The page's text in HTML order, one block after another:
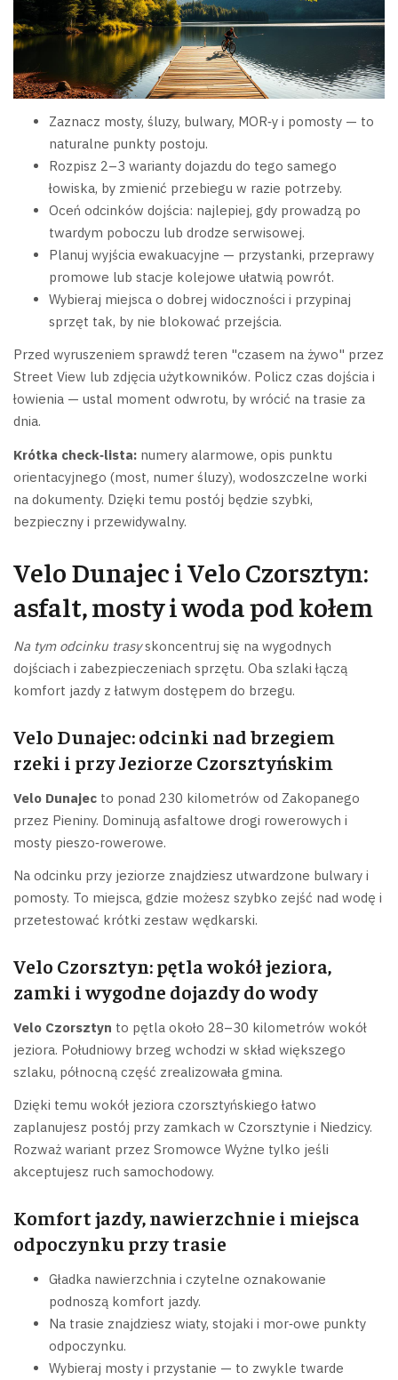
Zaznacz mosty, śluzy, bulwary, MOR‑y i pomosty — to
naturalne punkty postoju.
Rozpisz 2–3 warianty dojazdu do tego samego
łowiska, by zmienić przebiegu w razie potrzeby.
Oceń odcinków dojścia: najlepiej, gdy prowadzą po
twardym poboczu lub drodze serwisowej.
Planuj wyjścia ewakuacyjne — przystanki, przeprawy
promowe lub stacje kolejowe ułatwią powrót.
Wybieraj miejsca o dobrej widoczności i przypinaj
sprzęt tak, by nie blokować przejścia.
Przed wyruszeniem sprawdź teren "czasem na żywo" przez
Street View lub zdjęcia użytkowników. Policz czas dojścia i
łowienia — ustal moment odwrotu, by wrócić na trasie za
dnia.
Krótka check‑lista: numery alarmowe, opis punktu
orientacyjnego (most, numer śluzy), wodoszczelne worki
na dokumenty. Dzięki temu postój będzie szybki,
bezpieczny i przewidywalny.
Velo Dunajec i Velo Czorsztyn:
asfalt, mosty i woda pod kołem
Na tym odcinku trasyskoncentruj się na wygodnych
dojściach i zabezpieczeniach sprzętu. Oba szlaki łączą
komfort jazdy z łatwym dostępem do brzegu.
Velo Dunajec: odcinki nad brzegiem
rzeki i przy Jeziorze Czorsztyńskim
Velo Dunajec to ponad 230 kilometrów od Zakopanego
przez Pieniny. Dominują asfaltowe drogi rowerowych i
mosty pieszo‑rowerowe.
Na odcinku przy jeziorze znajdziesz utwardzone bulwary i
pomosty. To miejsca, gdzie możesz szybko zejść nad wodę i
przetestować krótki zestaw wędkarski.
Velo Czorsztyn: pętla wokół jeziora,
zamki i wygodne dojazdy do wody
Velo Czorsztyn to pętla około 28–30 kilometrów wokół
jeziora. Południowy brzeg wchodzi w skład większego
szlaku, północną część zrealizowała gmina.
Dzięki temu wokół jeziora czorsztyńskiego łatwo
zaplanujesz postój przy zamkach w Czorsztynie i Niedzicy.
Rozważ wariant przez Sromowce Wyżne tylko jeśli
akceptujesz ruch samochodowy.
Komfort jazdy, nawierzchnie i miejsca
odpoczynku przy trasie
Gładka nawierzchnia i czytelne oznakowanie
podnoszą komfort jazdy.
Na trasie znajdziesz wiaty, stojaki i mor‑owe punkty
odpoczynku.
Wybieraj mosty i przystanie — to zwykle twarde